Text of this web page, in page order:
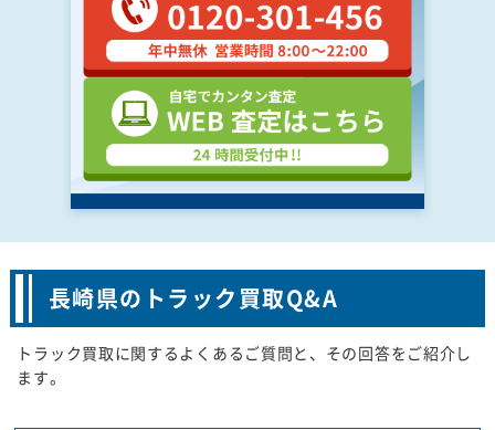
長崎県のトラック買取Q&A
トラック買取に関するよくあるご質問と、その回答をご紹介し
ます。